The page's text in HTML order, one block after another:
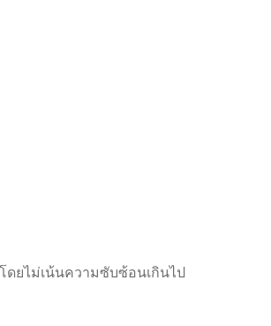
ดยไม่เน้นความซับซ้อนเกินไป